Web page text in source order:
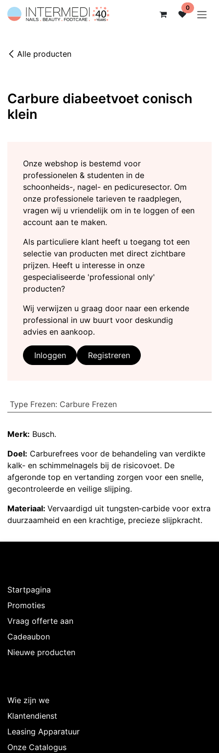
Overslaan naar inhoud 0
Alle producten
Carbure diabeetvoet conisch
klein
Merk: Busch.
Doel: Carburefrees voor de behandeling van verdikte
kalk- en schimmelnagels bij de risicovoet. De
afgeronde top en vertanding zorgen voor een snelle,
gecontroleerde en veilige slijping.
Materiaal: Vervaardigd uit tungsten‑carbide voor extra
duurzaamheid en een krachtige, precieze slijpkracht.
Onze webshop is bestemd voor
professionelen & studenten in de
schoonheids-, nagel- en pedicuresector. Om
onze professionele tarieven te raadplegen,
vragen wij u vriendelijk om in te loggen of een
account aan te maken.
Als particuliere klant heeft u toegang tot een
selectie van producten met direct zichtbare
prijzen. Heeft u interesse in onze
gespecialiseerde 'professional only'
producten?
Wij verwijzen u graag door naar een erkende
professional in uw buurt voor deskundig
advies en aankoop.
Inloggen Registreren
Type Frezen: Carbure Frezen
Startpagina
Promoties
Vraag offerte aan
Cadeaubon
Nieuwe producten
Wie zijn we
Klantendienst
Leasing Apparatuur
Onze Catalogus